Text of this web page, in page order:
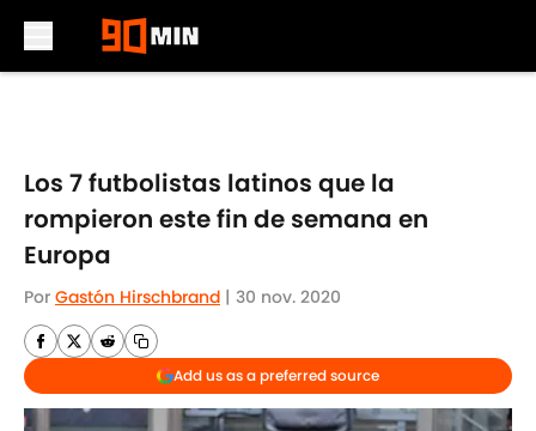
Los 7 futbolistas latinos que la
rompieron este fin de semana en
Europa
Por Gastón Hirschbrand | 30 nov. 2020
Add us as a preferred source